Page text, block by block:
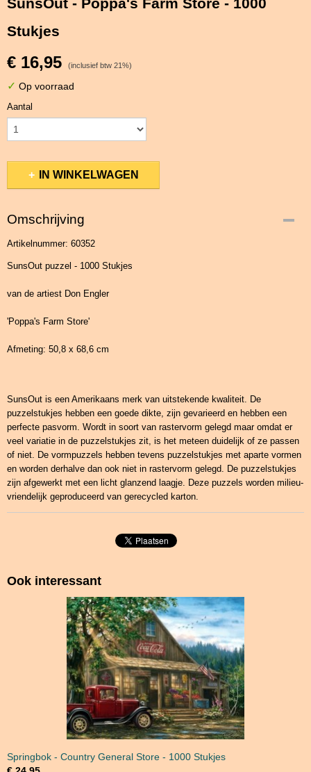
Stukjes
€ 16,95 (inclusief btw 21%)
✓ Op voorraad
Aantal
IN WINKELWAGEN
Omschrijving
Artikelnummer: 60352
SunsOut puzzel - 1000 Stukjes
van de artiest Don Engler
'Poppa's Farm Store'
Afmeting: 50,8 x 68,6 cm
SunsOut is een Amerikaans merk van uitstekende kwaliteit. De
puzzelstukjes hebben een goede dikte, zijn gevarieerd en hebben een
perfecte pasvorm. Wordt in soort van rastervorm gelegd maar omdat er
veel variatie in de puzzelstukjes zit, is het meteen duidelijk of ze passen
of niet. De vormpuzzels hebben tevens puzzelstukjes met aparte vormen
en worden derhalve dan ook niet in rastervorm gelegd. De puzzelstukjes
zijn afgewerkt met een licht glanzend laagje. Deze puzzels worden milieu-
vriendelijk geproduceerd van gerecycled karton.
Ook interessant
Springbok - Country General Store - 1000 Stukjes